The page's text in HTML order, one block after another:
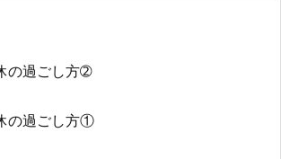
の過ごし方➁
の過ごし方①